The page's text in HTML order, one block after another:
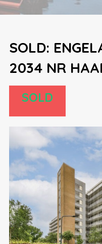
SOLD:
2034 NR
SOLD